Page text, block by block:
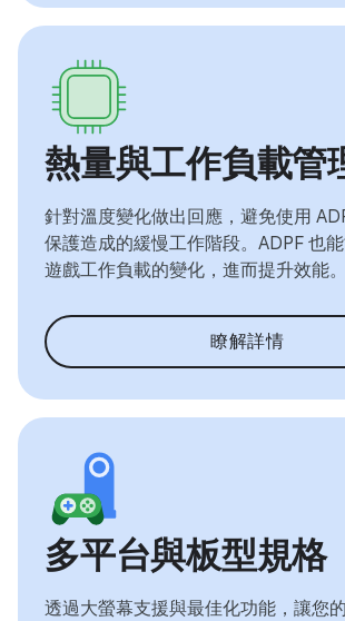
熱量與工作負載管
針對溫度變化做出回應，避免使用
保護造成的緩慢工作階段。ADPF 也
遊戲工作負載的變化，進而提升效能。
瞭解詳情
多平台與板型規格
透過大螢幕支援與最佳化功能，讓您